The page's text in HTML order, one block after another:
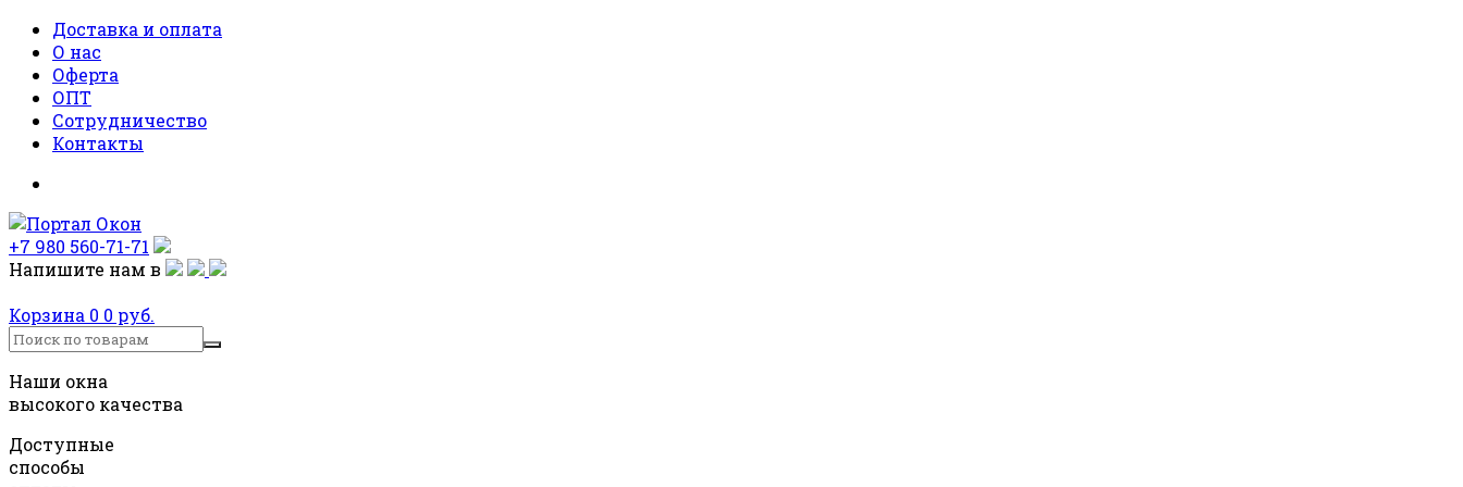
Доставка и оплата
О нас
Оферта
ОПТ
Сотрудничество
Контакты
+7 980 560-71-71
Напишите нам в
Корзина 0 0 руб.
Наши окна
высокого качества
Доступные
способы